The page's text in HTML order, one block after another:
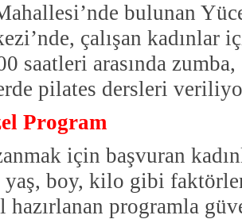
bulunan
çalışan kadınlar
saatleri arasında
pilates dersleri
Program
için başvuran
yaş, boy, kilo gibi
hazırlanan programla